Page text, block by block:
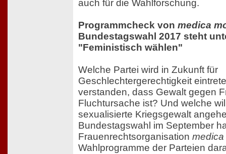
auch für die Wahlforschung.
Programmcheck von medica
Bundestagswahl 2017 steht
"Feministisch wählen"
Welche Partei wird in Zukunft für
Geschlechtergerechtigkeit
verstanden, dass Gewalt gegen
Fluchtursache ist? Und welche
sexualisierte Kriegsgewalt
Bundestagswahl im September
Frauenrechtsorganisation
Wahlprogramme der Parteien